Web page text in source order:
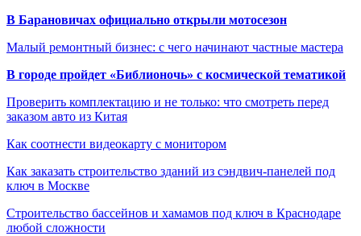
В Барановичах официально открыли мотосезон
Малый ремонтный бизнес: с чего начинают частные мастера
В городе пройдет «Библионочь» с космической тематикой
Проверить комплектацию и не только: что смотреть перед
заказом авто из Китая
Как соотнести видеокарту с монитором
Как заказать строительство зданий из сэндвич-панелей под
ключ в Москве
Строительство бассейнов и хамамов под ключ в Краснодаре
любой сложности